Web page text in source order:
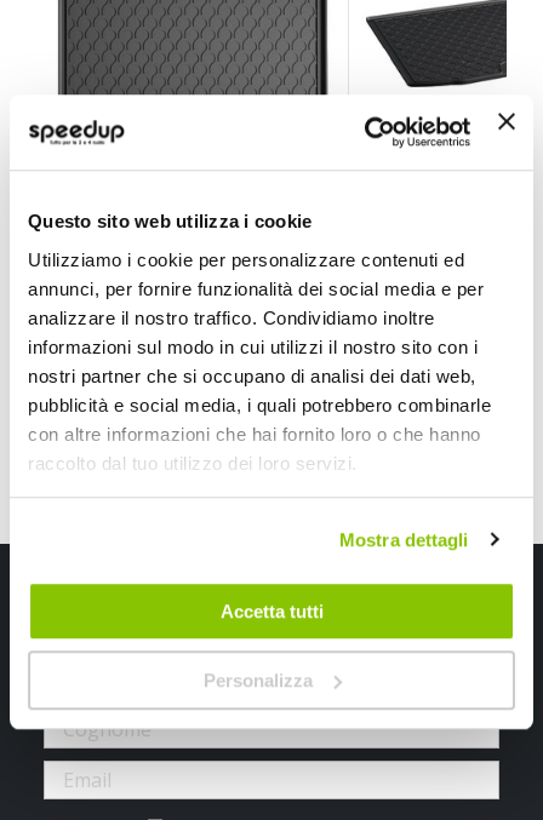
Questo sito web utilizza i cookie
Utilizziamo i cookie per personalizzare contenuti ed
annunci, per fornire funzionalità dei social media e per
analizzare il nostro traffico. Condividiamo inoltre
informazioni sul modo in cui utilizzi il nostro sito con i
nostri partner che si occupano di analisi dei dati web,
pubblicità e social media, i quali potrebbero combinarle
con altre informazioni che hai fornito loro o che hanno
raccolto dal tuo utilizzo dei loro servizi.
Mostra dettagli
Accetta tutti
Personalizza
speciale
67,30 € -32%
Spedizione gratuita!
speciale
70,25 € -31%
Spedizione gratuita!
Iscriviti alla newsletter Speedup
Ricevi subito uno sconto del 10% per il tuo primo acquisto online!